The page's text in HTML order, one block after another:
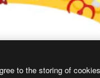
to the storing of